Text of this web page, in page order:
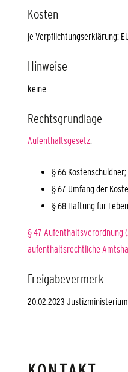
Kosten
je Verpflichtungserklärung:
Hinweise
keine
Rechtsgrundlage
Aufenthaltsgesetz:
§ 66
§ 67 Umfang der
§ 68 Haftung für
§ 47 Aufenthaltsverordnung
aufenthaltsrechtliche
Freigabevermerk
20.02.2023